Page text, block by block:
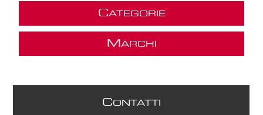
CATEGORIE
M ARCHI
CONTATTI